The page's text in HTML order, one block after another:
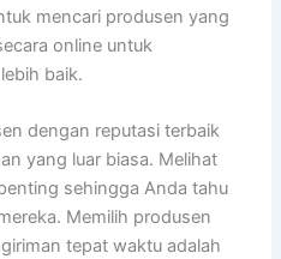
mencari produsen yang
online untuk
baik.
dengan reputasi terbaik
yang luar biasa. Melihat
sehingga Anda tahu
Memilih produsen
tepat waktu adalah